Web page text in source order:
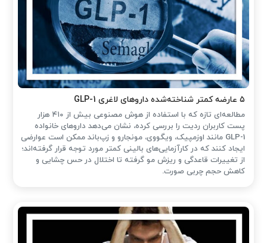
۵ عارضه کمتر شناخته‌شده داروهای لاغری GLP-1
مطالعه‌ای تازه که با استفاده از هوش مصنوعی بیش از ۴۱۰ هزار
پست کاربران ردیت را بررسی کرده، نشان می‌دهد داروهای خانواده
GLP-1 مانند اوزمپیک، ویگووی، مونجارو و زپ‌باند ممکن است عوارضی
ایجاد کنند که در کارآزمایی‌های بالینی کمتر مورد توجه قرار گرفته‌اند؛
از تغییرات قاعدگی و ریزش مو گرفته تا اختلال در حس چشایی و
کاهش حجم چربی صورت.